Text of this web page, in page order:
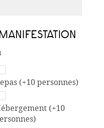
(+10 personnes)
(+10